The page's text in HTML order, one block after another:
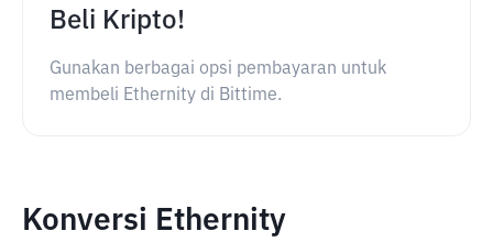
Beli Kripto!
Gunakan berbagai opsi pembayaran untuk
membeli Ethernity di Bittime.
Konversi Ethernity